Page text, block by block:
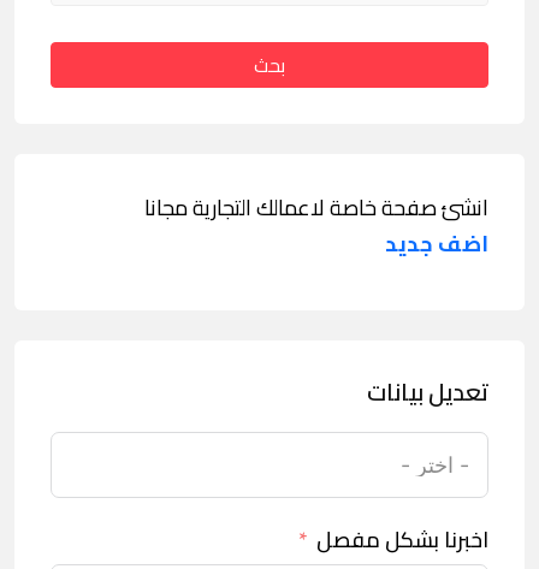
بحث
انشئ صفحة خاصة لاعمالك التجارية مجانا
اضف جديد
تعديل بيانات
اخبرنا بشكل مفصل